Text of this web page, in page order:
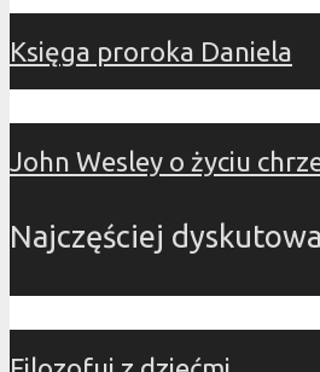
Księga proroka Daniela
John Wesley o życiu
Najczęściej